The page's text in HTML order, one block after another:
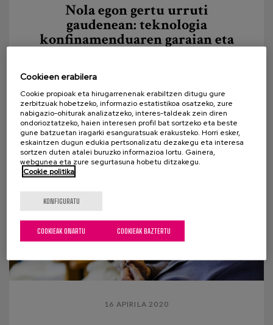
Nola egon gertu urruti
gaudenean: teknologia
konfinamenduaren garaian eta
Gure zentroak ezagutzen dituzuenok, edo "gure
etxeak" deitzea nahiago dugunok, familiekin ohiko
eta gertuko harremana dugula dakizue. Bisita-...
16 APIRILA 2020
Cookieen erabilera
Cookie propioak eta hirugarrenenak erabiltzen ditugu gure
zerbitzuak hobetzeko, informazio estatistikoa osatzeko, zure
nabigazio-ohiturak analizatzeko, interes-taldeak zein diren
ondorioztatzeko, haien interesen profil bat sortzeko eta beste
gune batzuetan iragarki esanguratsuak erakusteko. Horri esker,
eskaintzen dugun edukia pertsonalizatu dezakegu eta interesa
sortzen duten atalei buruzko informazioa lortu. Gainera,
webgunea eta zure segurtasuna hobetu ditzakegu.
Cookie politika
KONFIGURATU
COOKIEAK BAZTERTU
COOKIEAK ONARTU